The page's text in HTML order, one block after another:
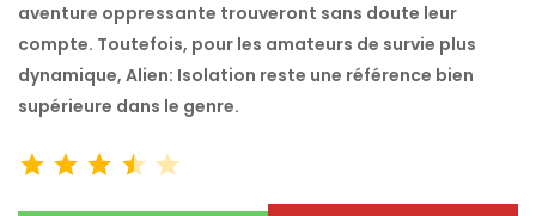
aventure oppressante trouveront sans doute leur
compte. Toutefois, pour les amateurs de survie plus
dynamique, Alien: Isolation reste une référence bien
supérieure dans le genre.
⭐⭐⭐ ⭐